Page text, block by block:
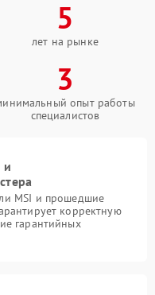
5
лет на рынке
3
опыт работы
специалистов
и
MSI и прошедшие
корректную
гарантийных